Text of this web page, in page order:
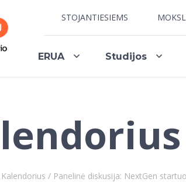
STOJANTIESIEMS
ERUA Studijos
Kalendorius / Panelinė diskusija: NextGen